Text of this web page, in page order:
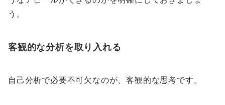
う。
客観的な分析を取り入れる
自己分析で必要不可欠なのが、客観的な思考です。